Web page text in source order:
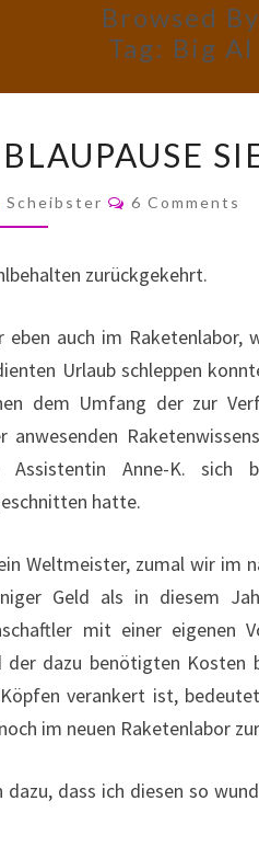
Browsed By
Tag: Big Al
LA
RAKETENBLAUPAUSE
SIEMPRE!
Scheibster Comments
6 Comments
zurückgekehrt.
auch im Raketenlabor,
Urlaub schleppen
dem Umfang der zur
Assistentin Anne-K. sich
hatte.
Weltmeister, zumal wir im
Geld als in diesem
mit einer eigenen
der dazu benötigten Kosten
verankert ist,
im neuen Raketenlabor
dass ich diesen so